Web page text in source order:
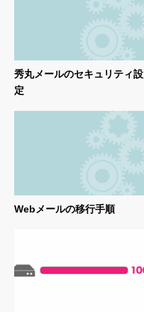
秀丸メールのセキュリティ設
定
Webメールの移行手順